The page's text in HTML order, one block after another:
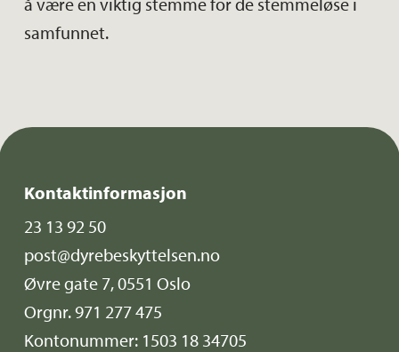
samfunnet.
Kontaktinformasjon
23 13 92 50
post@dyrebeskyttelsen.no
Øvre gate 7, 0551 Oslo
Orgnr. 971 277 475
Kontonummer: 1503 18 34705